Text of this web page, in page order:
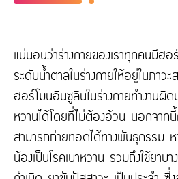
แน่นอนว่าร่างกายของเราทุกคนมี
ระดับน้ำตาลในร่างกายให้อยู่ในภาว
ฮอร์โมนอินซูลินในร่างกายทำงานผิ
หวานได้โดยที่ไม่ต้องอ้วน นอกจากนี้
สามารถถ่ายทอดได้ทางพันธุกรร
น้องเป็นโรคเบาหวาน รวมถึงใช้ยา